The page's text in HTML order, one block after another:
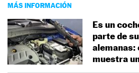
MÁS INFORMACIÓN
Es un
parte de
alemanas:
muestra